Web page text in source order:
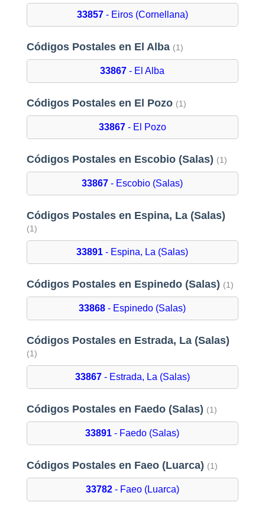
33857- Eiros (Cornellana)
Códigos Postales en El Alba (1)
33867 - El Alba
Códigos Postales en El Pozo (1)
33867- El Pozo
Códigos Postales en Escobio (Salas) (1)
33867 - Escobio (Salas)
Códigos Postales en Espina, La (Salas)
(1)
33891 - Espina, La (Salas)
Códigos Postales en Espinedo (Salas) (1)
33868 - Espinedo (Salas)
Códigos Postales en Estrada, La (Salas)
(1)
33867- Estrada, La (Salas)
Códigos Postales en Faedo (Salas) (1)
33891 - Faedo (Salas)
Códigos Postales en Faeo (Luarca) (1)
33782- Faeo (Luarca)